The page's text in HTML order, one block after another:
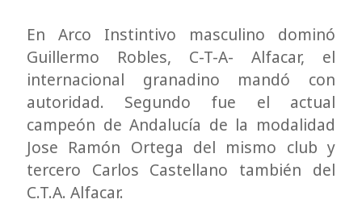
En Arco Instintivo masculino dominó
Guillermo Robles, C-T-A- Alfacar, el
internacional granadino mandó con
autoridad. Segundo fue el actual
campeón de Andalucía de la modalidad
Jose Ramón Ortega del mismo club y
tercero Carlos Castellano también del
C.T.A. Alfacar.